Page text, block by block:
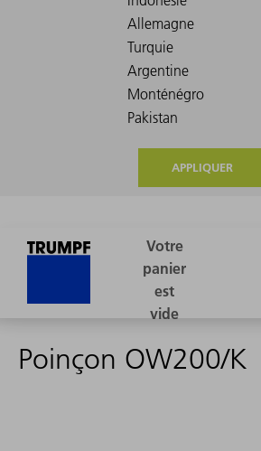
APPLIQUER
Poinçon OW200/K